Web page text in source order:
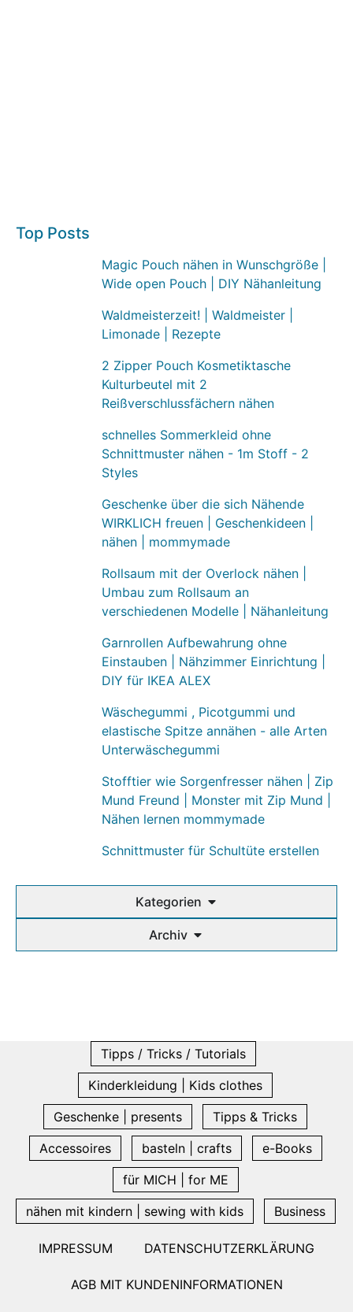
Top Posts
Magic Pouch nähen in Wunschgröße |
Wide open Pouch | DIY Nähanleitung
Waldmeisterzeit! | Waldmeister |
Limonade | Rezepte
2 Zipper Pouch Kosmetiktasche
Kulturbeutel mit 2
Reißverschlussfächern nähen
schnelles Sommerkleid ohne
Schnittmuster nähen - 1m Stoff - 2
Styles
Geschenke über die sich Nähende
WIRKLICH freuen | Geschenkideen |
nähen | mommymade
Rollsaum mit der Overlock nähen |
Umbau zum Rollsaum an
verschiedenen Modelle | Nähanleitung
Garnrollen Aufbewahrung ohne
Einstauben | Nähzimmer Einrichtung |
DIY für IKEA ALEX
Wäschegummi , Picotgummi und
elastische Spitze annähen - alle Arten
Unterwäschegummi
Stofftier wie Sorgenfresser nähen | Zip
Mund Freund | Monster mit Zip Mund |
Nähen lernen mommymade
Schnittmuster für Schultüte erstellen
Kategorien
Archiv
Tipps / Tricks / Tutorials
Kinderkleidung | Kids clothes
Geschenke | presents
Tipps & Tricks
Accessoires
basteln | crafts
e-Books
für MICH | for ME
nähen mit kindern | sewing with kids
Business
IMPRESSUM DATENSCHUTZERKLÄRUNG
AGB MIT KUNDENINFORMATIONEN